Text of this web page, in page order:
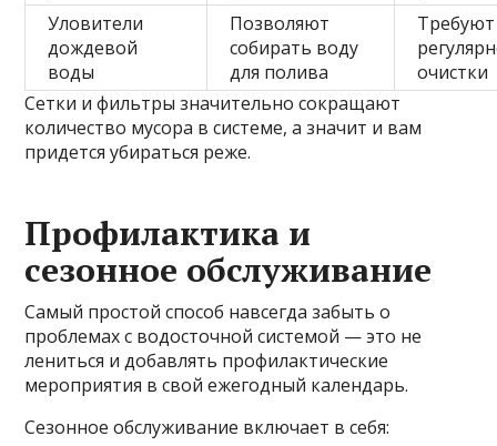
Уловители
дождевой
воды
Позволяют
собирать воду
для полива
Требуют
очистки
Сетки и фильтры значительно сокращают
количество мусора в системе, а значит и вам
придется убираться реже.
Профилактика и
сезонное обслуживание
Самый простой способ навсегда забыть о
проблемах с водосточной системой — это не
лениться и добавлять профилактические
мероприятия в свой ежегодный календарь.
Сезонное обслуживание включает в себя: